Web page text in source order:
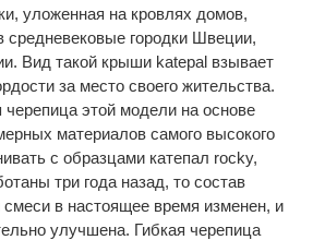
уложенная на кровлях домов,
средневековые городки Швеции,
Вид такой крыши katepal взывает
за место своего жительства.
черепица этой модели на основе
материалов самого высокого
с образцами катепал rocky,
три года назад, то состав
в настоящее время изменен, и
улучшена. Гибкая черепица